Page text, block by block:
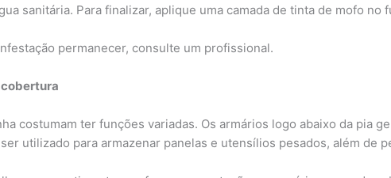
sanitária. Para finalizar, aplique uma camada de tinta de mofo
permanecer, consulte um profissional.
cobertura
costumam ter funções variadas. Os armários logo abaixo da pia
utilizado ​​para armazenar panelas e utensílios pesados, além de